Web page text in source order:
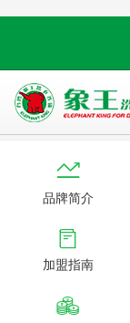

品牌简介

加盟指南
